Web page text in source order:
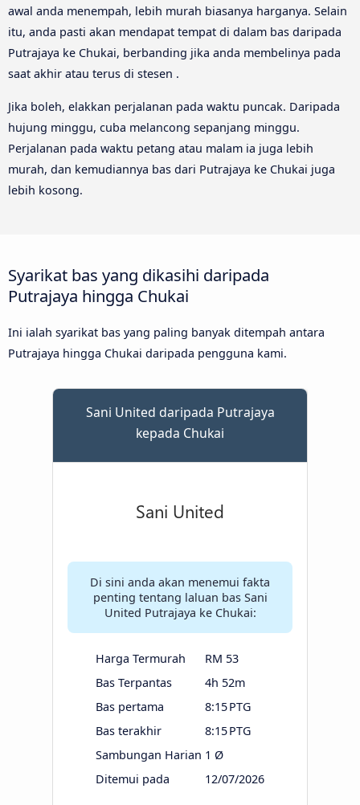
awal anda menempah, lebih murah biasanya harganya. Selain
itu, anda pasti akan mendapat tempat di dalam bas daripada
Putrajaya ke Chukai, berbanding jika anda membelinya pada
saat akhir atau terus di stesen .
Jika boleh, elakkan perjalanan pada waktu puncak. Daripada
hujung minggu, cuba melancong sepanjang minggu.
Perjalanan pada waktu petang atau malam ia juga lebih
murah, dan kemudiannya bas dari Putrajaya ke Chukai juga
lebih kosong.
Syarikat bas yang dikasihi daripada
Putrajaya hingga Chukai
Ini ialah syarikat bas yang paling banyak ditempah antara
Putrajaya hingga Chukai daripada pengguna kami.
Sani United daripada Putrajaya
kepada Chukai
Di sini anda akan menemui fakta
penting tentang laluan bas Sani
United Putrajaya ke Chukai:
Harga Termurah
RM 53
Bas Terpantas
4h 52m
Bas pertama
8:15 PTG
Bas terakhir
8:15 PTG
Sambungan Harian 1 Ø
Ditemui pada
12/07/2026